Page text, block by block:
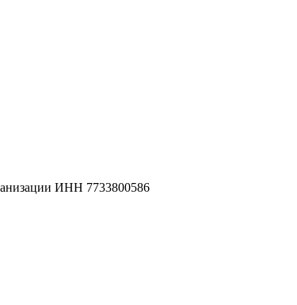
ИНН 7733800586